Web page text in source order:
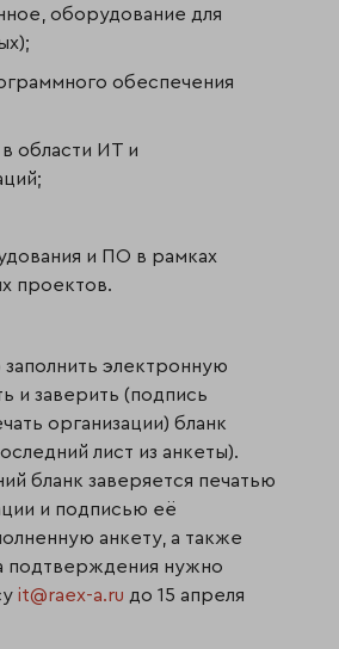
оборудование для
обеспечения
в области ИТ и
и ПО в рамках
проектов.
электронную
и заверить (подпись
организации) бланк
лист из анкеты).
бланк заверяется печатью
и подписью её
анкету, а также
подтверждения нужно
it@raex-a.ru до 15 апреля